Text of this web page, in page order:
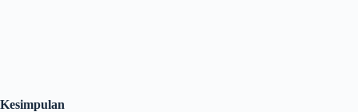
Kesimpulan